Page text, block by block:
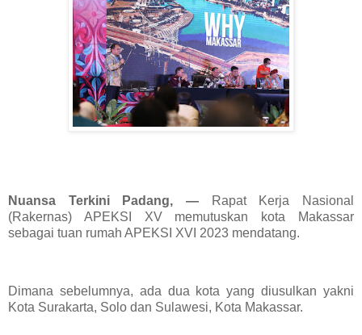
Nuansa Terkini Padang, — Rapat Kerja Nasional
(Rakernas) APEKSI XV memutuskan kota Makassar
sebagai tuan rumah APEKSI XVI 2023 mendatang.
Dimana sebelumnya, ada dua kota yang diusulkan yakni
Kota Surakarta, Solo dan Sulawesi, Kota Makassar.